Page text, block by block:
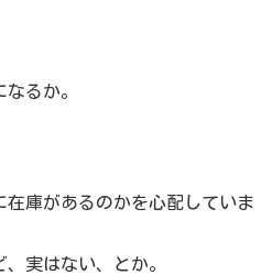
るか。
在庫があるのかを心配していま
実はない、とか。